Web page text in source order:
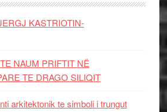
KASTRIOTIN-
NAUM PRIFTIT NË
TE DRAGO SILIQIT
arkitektonik te simboli i trungut